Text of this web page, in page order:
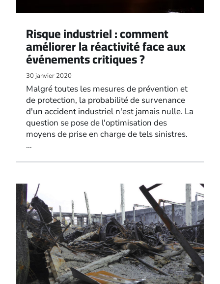
Risque industriel : comment
améliorer la réactivité face aux
événements critiques ?
30 janvier 2020
Malgré toutes les mesures de prévention et
de protection, la probabilité de survenance
d'un accident industriel n'est jamais nulle. La
question se pose de l'optimisation des
moyens de prise en charge de tels sinistres.
…